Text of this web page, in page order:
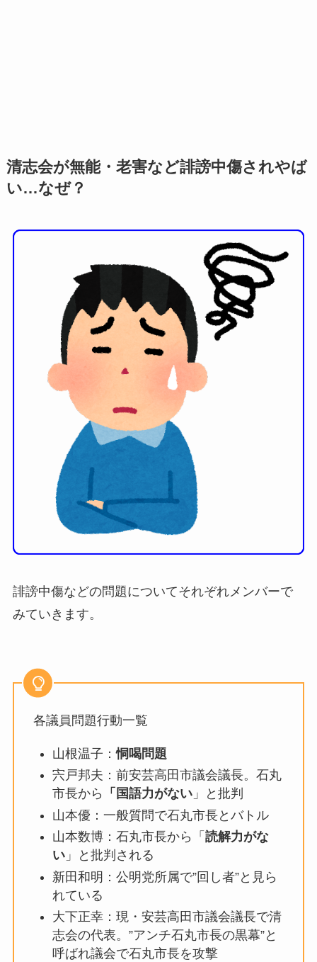
清志会が無能・老害など誹謗中傷されやば
い…なぜ？
誹謗中傷などの問題についてそれぞれメンバーで
みていきます。
各議員問題行動一覧
山根温子：恫喝問題
宍戸邦夫：前安芸高田市議会議長。石丸
市長から
「国語力がない」と批判
山本優：一般質問で石丸市長とバトル
山本数博：石丸市長から「 読解力がな
い」と批判される
新田和明：公明党所属で”回し者”と見ら
れている
大下正幸：現・安芸高田市議会議長で清
志会の代表。”アンチ石丸市長の黒幕”と
呼ばれ議会で石丸市長を攻撃